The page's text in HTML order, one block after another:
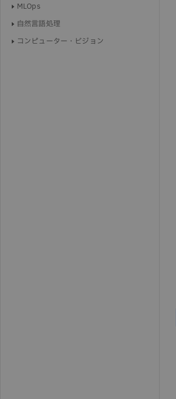
MLOps
自然言語処理
コンピューター・ビジョン